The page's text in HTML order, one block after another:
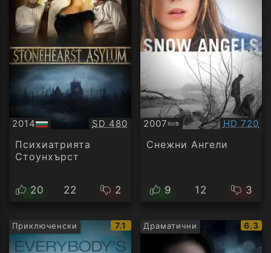
2014
БГ
аудио
Качество:
SD 480
Психиатрията
Стоунхърст
20 22 2
2007SUB
Субтитри HD 720
Снежни Ангели
9 12 3
Приключенски
IMDb
рейтинг:
7.1 Драматични
IMDb
6.3